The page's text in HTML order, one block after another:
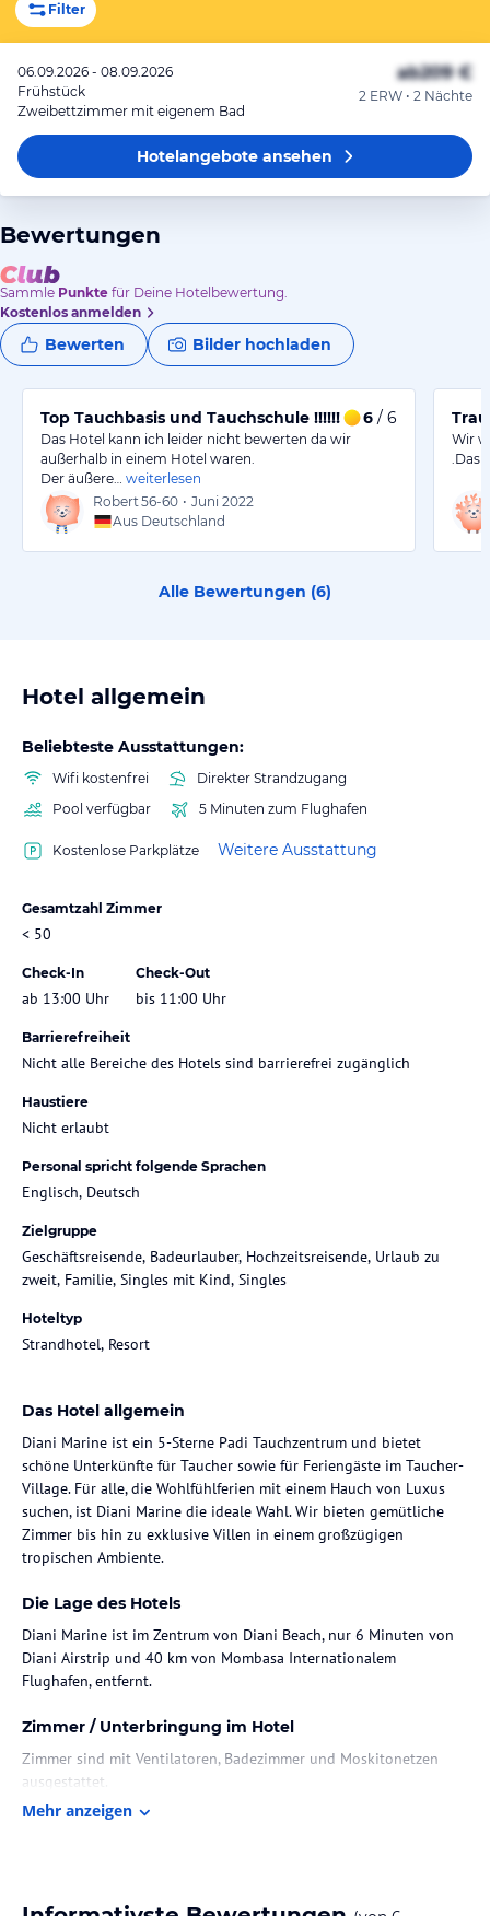
Filter
06.09.2026 - 08.09.2026
Frühstück
Zweibettzimmer mit eigenem Bad
ab209 €
2 ERW • 2 Nächte
Hotelangeboteansehen
Bewertungen
Sammle Punkte für Deine Hotelbewertung.
Kostenlos anmelden
Bewerten Bilder hochladen
Top Tauchbasis und Tauchschule !!!!!! 6 / 6
Das Hotel kann ich leider nicht bewerten da wir
außerhalb in einem Hotel waren.
Der äußere…
weiterlesen
Robert 56-60 • Juni 2022
Aus Deutschland
Wir
.Das
Alle Bewertungen (6)
Hotel allgemein
Beliebteste Ausstattungen:
Wifi kostenfrei
Direkter Strandzugang
Pool verfügbar
5 Minuten zum Flughafen
Kostenlose Parkplätze Weitere Ausstattung
Gesamtzahl Zimmer
< 50
Check-In
ab 13:00 Uhr
Check-Out
bis 11:00 Uhr
Barrierefreiheit
Nicht alle Bereiche des Hotels sind barrierefrei zugänglich
Haustiere
Nicht erlaubt
Personal spricht folgende Sprachen
Englisch, Deutsch
Zielgruppe
Geschäftsreisende, Badeurlauber, Hochzeitsreisende, Urlaub zu
zweit, Familie, Singles mit Kind, Singles
Hoteltyp
Strandhotel, Resort
Das Hotel allgemein
Diani Marine ist ein 5-Sterne Padi Tauchzentrum und bietet
schöne Unterkünfte für Taucher sowie für Feriengäste im Taucher-
Village. Für alle, die Wohlfühlferien mit einem Hauch von Luxus
suchen, ist Diani Marine die ideale Wahl. Wir bieten gemütliche
Zimmer bis hin zu exklusive Villen in einem großzügigen
tropischen Ambiente.
Die Lage des Hotels
Diani Marine ist im Zentrum von Diani Beach, nur 6 Minuten von
Diani Airstrip und 40 km von Mombasa Internationalem
Flughafen, entfernt.
Zimmer / Unterbringung im Hotel
Zimmer sind mit Ventilatoren, Badezimmer und Moskitonetzen
ausgestattet.
,verschieden Teesorten, weissem und Sauerteigbrot,Kaese,
Mehr anzeigen